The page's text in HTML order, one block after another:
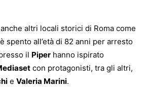
altri locali storici di Roma come
spento all’età di 82 anni per arresto
il Piper hanno ispirato
con protagonisti, tra gli altri,
e Valeria Marini.